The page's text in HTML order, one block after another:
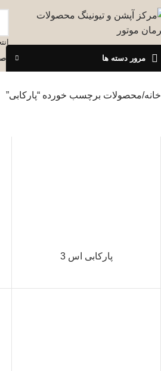
مرور دسته ها
خانه محصولات برچسب خورده “پارکابی”
پارکابی اس 3